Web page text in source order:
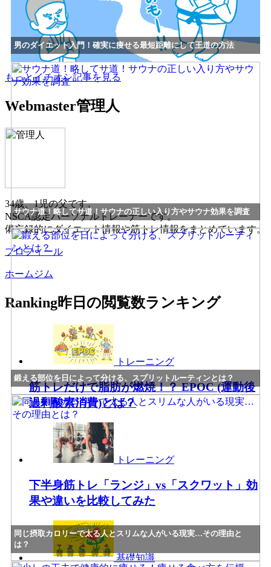
男のダイエット入門！確実に痩せる最短距離にして王道の方法
サウナ道！略してサ道！サウナの正しい入り方やサウナ効果を調査
鍛える部位を日によって分ける、スプリットルーティンとは？
同じ摂取カロリーで太る人とスリムな人がいる現実…その理由と
は？
もっとイチオシ記事を見る
Webmaster管理人
34歳、1児の父です。
NSCA認定パーソナルトレーナーです。
備忘録的にダイエット情報や筋トレ情報をまとめています。
プロフィール
ホームジム
Ranking昨日の閲覧数ランキング
トレーニング
筋トレだけで脂肪が燃焼！？ EPOC (運動後
過剰酸素消費)とは？
トレーニング
下半身筋トレ「ランジ」vs「スクワット」効
果や違いを比較してみた
基礎知識